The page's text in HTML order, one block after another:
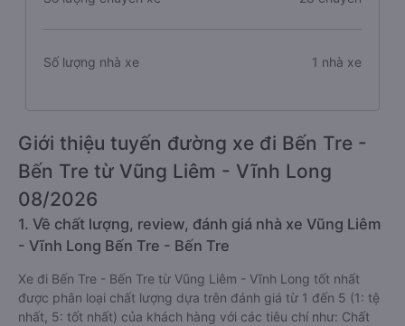
Số lượng nhà xe 1 nhà xe
Giới thiệu tuyến đường xe đi Bến Tre -
Bến Tre từ Vũng Liêm - Vĩnh Long
08/2026
1. Về chất lượng, review, đánh giá nhà xe Vũng Liêm
- Vĩnh Long Bến Tre - Bến Tre
Xe đi Bến Tre - Bến Tre từ Vũng Liêm - Vĩnh Long tốt nhất
được phân loại chất lượng dựa trên đánh giá từ 1 đến 5 (1: tệ
nhất, 5: tốt nhất) của khách hàng với các tiêu chí như: Chất